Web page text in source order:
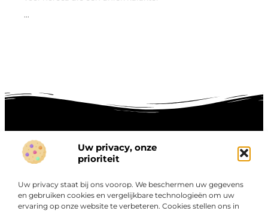
Uw privacy, onze
prioriteit
Uw privacy staat bij ons voorop. We beschermen uw gegevens
en gebruiken cookies en vergelijkbare technologieën om uw
ervaring op onze website te verbeteren. Cookies stellen ons in
...
Over
Bedrijf
“Ontdek een wereld van boeiende blogs en artikelen die
Onze informatie